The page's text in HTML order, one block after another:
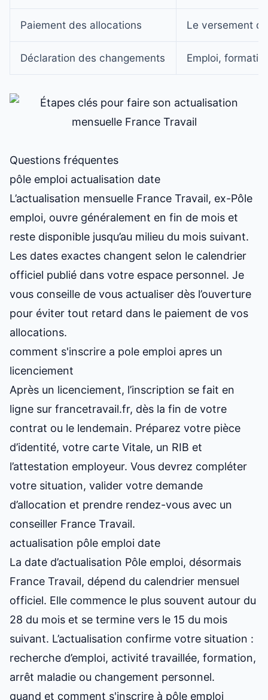
Paiement des allocations Le versement de
Déclaration des changements Emploi,
Questions fréquentes
pôle emploi actualisation date
L’actualisation mensuelle France Travail, ex-Pôle
emploi, ouvre généralement en fin de mois et
reste disponible jusqu’au milieu du mois suivant.
Les dates exactes changent selon le calendrier
officiel publié dans votre espace personnel. Je
vous conseille de vous actualiser dès l’ouverture
pour éviter tout retard dans le paiement de vos
allocations.
comment s'inscrire a pole emploi apres un
licenciement
Après un licenciement, l’inscription se fait en
ligne sur francetravail.fr, dès la fin de votre
contrat ou le lendemain. Préparez votre pièce
d’identité, votre carte Vitale, un RIB et
l’attestation employeur. Vous devrez compléter
votre situation, valider votre demande
d’allocation et prendre rendez-vous avec un
conseiller France Travail.
actualisation pôle emploi date
La date d’actualisation Pôle emploi, désormais
France Travail, dépend du calendrier mensuel
officiel. Elle commence le plus souvent autour du
28 du mois et se termine vers le 15 du mois
suivant. L’actualisation confirme votre situation :
recherche d’emploi, activité travaillée, formation,
arrêt maladie ou changement personnel.
quand et comment s'inscrire à pôle emploi